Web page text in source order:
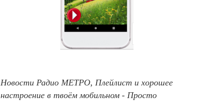
Новости Радио МЕТРО, Плейлист и хорошее
настроение в твоём мобильном - Просто